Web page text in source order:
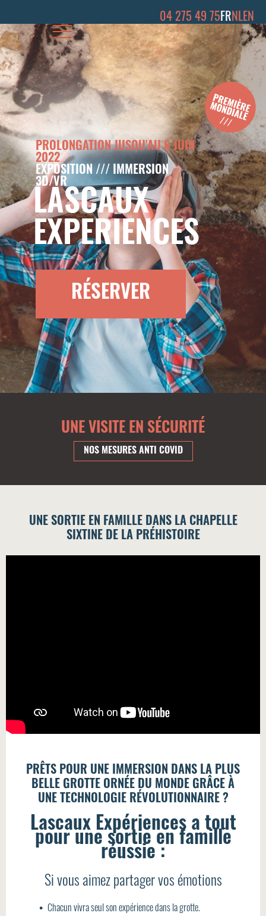
04 275 49 75FRNLEN
PROLONGATION JUSQU'AU 6 JUIN
2022
EXPOSITION /// IMMERSION
3D/VR
LASCAUX
EXPERIENCES
RÉSERVER
UNE VISITE EN SÉCURITÉ
NOS MESURES ANTI COVID
UNE SORTIE EN FAMILLE DANS LA CHAPELLE
SIXTINE DE LA PRÉHISTOIRE
PRÊTS POUR UNE IMMERSION DANS LA PLUS
BELLE GROTTE ORNÉE DU MONDE GRÂCE À
UNE TECHNOLOGIE RÉVOLUTIONNAIRE ?
Lascaux Expériences a tout
pour une sortie en famille
réussie :
Si vous aimez partager vos émotions
Chacun vivra seul son expérience dans la grotte.